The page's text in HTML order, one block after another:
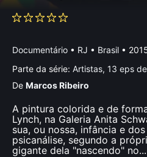
Documentário • RJ • Brasil •
Parte da série: Artistas, 13 eps
De Marcos Ribeiro
A pintura colorida e de
Lynch, na Galeria Anita
sua, ou nossa, infância e
psicanálise, segundo a
gigante dela "nascendo" no...